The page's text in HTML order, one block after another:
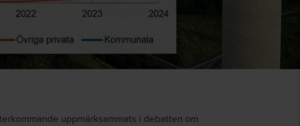
uppmärksammats i debatten om